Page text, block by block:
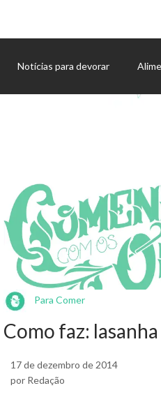
Notícias para devorar
Para Comer
Como faz:
17 de dezembro de 2014
por Redação